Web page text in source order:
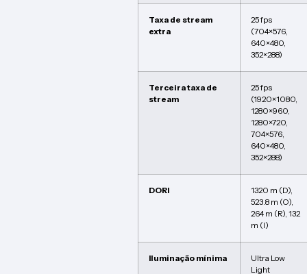
Taxa de stream
extra
25 fps
(704×576,
640×480,
352×288)
Terceira taxa de
stream
25 fps
(1920×1080,
1280×960,
1280×720,
704×576,
640×480,
352×288)
DORI
1320 m (D),
523.8 m (O),
264 m (R), 132
m (I)
Iluminação mínima
Ultra Low
Light